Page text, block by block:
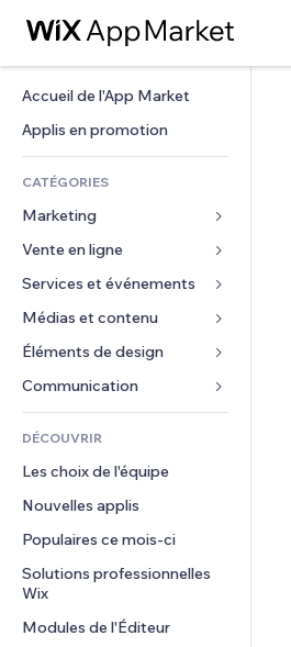
Accueil de l'App Market
Applis en promotion
CATÉGORIES
Marketing
Publicités
Mobile
Données analytiques
Réseaux sociaux
Classement de sites
E-mail
Vente en ligne
Applis pour les boutiques
Expédition et livraison
Boutons Vente
Comptabilité
Coupons et fidélisation
Solutions d'entreposage
Financement participatif
Alimentation et boissons
Services et événements
Hôtels
Événements
Restaurants
Immobilier
Réservations
Médias et contenu
Galerie
Musique
Podcasts
Photographie
Vidéo
PDF
Partage de fichiers
Actualités
Services de contenu
Effets de texte
Éléments de design
Cartes et navigation
Confidentialité
Horloge
Modèles de pages
Effets sur images
Boutons et menus
Bannières et badges
Calculateurs
Rechercher
Formulaires
Sondages
Chat
Commentaires
Téléphone
Communauté
Avis et commentaires
DÉCOUVRIR
Les choix de l'équipe
Nouvelles applis
Populaires ce mois‑ci
Solutions professionnelles
Wix
Modules de l'Éditeur